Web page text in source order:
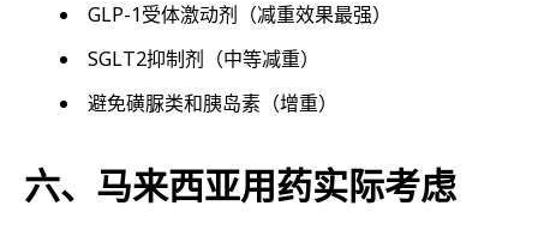
GLP-1受体激动剂（减重效果最强）
SGLT2抑制剂（中等减重）
避免磺脲类和胰岛素（增重）
六、马来西亚用药实际考虑